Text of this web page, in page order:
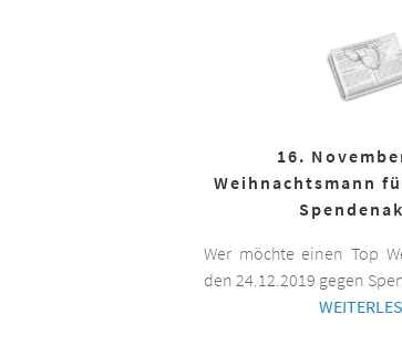
16.
Weihnachtsmann
Wer möchte einen Top
den 24.12.2019 gegen